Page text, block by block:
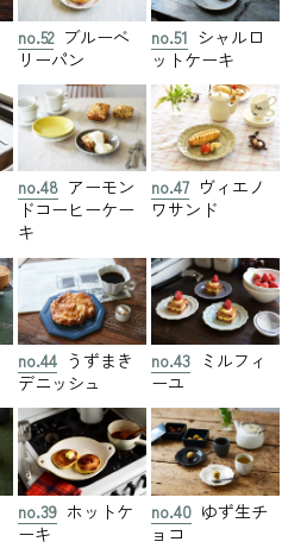
no.52 ブルーベ
リーパン
no.51 シャルロ
ットケーキ
no.48 アーモン
ドコーヒーケー
キ
no.47 ヴィエノ
ワサンド
no.44 うずまき
デニッシュ
no.43 ミルフィ
ーユ
no.39 ホットケ
ーキ
no.40 ゆず生チ
ョコ